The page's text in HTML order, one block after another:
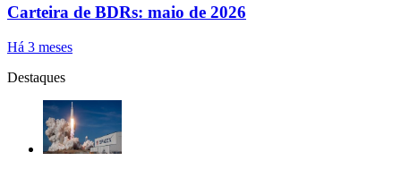
Carteira de BDRs: maio de 2026
Há 3 meses
Destaques